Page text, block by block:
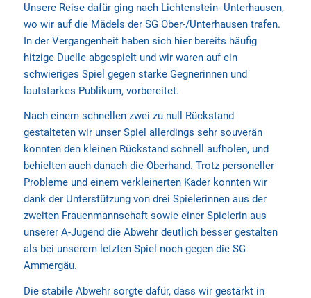
Unsere Reise dafür ging nach Lichtenstein- Unterhausen,
wo wir auf die Mädels der SG Ober-/Unterhausen trafen.
In der Vergangenheit haben sich hier bereits häufig
hitzige Duelle abgespielt und wir waren auf ein
schwieriges Spiel gegen starke Gegnerinnen und
lautstarkes Publikum, vorbereitet.
Nach einem schnellen zwei zu null Rückstand
gestalteten wir unser Spiel allerdings sehr souverän
konnten den kleinen Rückstand schnell aufholen, und
behielten auch danach die Oberhand. Trotz personeller
Probleme und einem verkleinerten Kader konnten wir
dank der Unterstützung von drei Spielerinnen aus der
zweiten Frauenmannschaft sowie einer Spielerin aus
unserer A-Jugend die Abwehr deutlich besser gestalten
als bei unserem letzten Spiel noch gegen die SG
Ammergäu.
Die stabile Abwehr sorgte dafür, dass wir gestärkt in